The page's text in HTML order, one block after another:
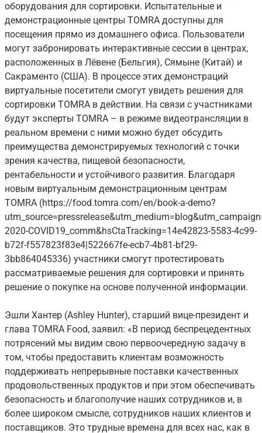
оборудования для сортировки. Испытательные и
демонстрационные центры TOMRA доступны для
посещения прямо из домашнего офиса. Пользователи
могут забронировать интерактивные сессии в центрах,
расположенных в Лёвене (Бельгия), Сямыне (Китай) и
Сакраменто (США). В процессе этих демонстраций
виртуальные посетители смогут увидеть решения для
сортировки TOMRA в действии. На связи с участниками
будут эксперты TOMRA – в режиме видеотрансляции в
реальном времени с ними можно будет обсудить
преимущества демонстрируемых технологий с точки
зрения качества, пищевой безопасности,
рентабельности и устойчивого развития. Благодаря
новым виртуальным демонстрационным центрам
TOMRA (https://food.tomra.com/en/book-a-demo?
2020-COVID19_comm&hsCtaTracking=14e42823-5583-4c99-
b72f-f557823f83e4|522667fe-ecb7-4b81-bf29-
3bb864045336) участники смогут протестировать
рассматриваемые решения для сортировки и принять
решение о покупке на основе полученной информации.
Эшли Хантер (Ashley Hunter), старший вице-президент и
глава TOMRA Food, заявил: «В период беспрецедентных
потрясений мы видим свою первоочередную задачу в
том, чтобы предоставить клиентам возможность
поддерживать непрерывные поставки качественных
продовольственных продуктов и при этом обеспечивать
безопасность и благополучие наших сотрудников и, в
более широком смысле, сотрудников наших клиентов и
поставщиков. Это трудные времена для всех нас, как в